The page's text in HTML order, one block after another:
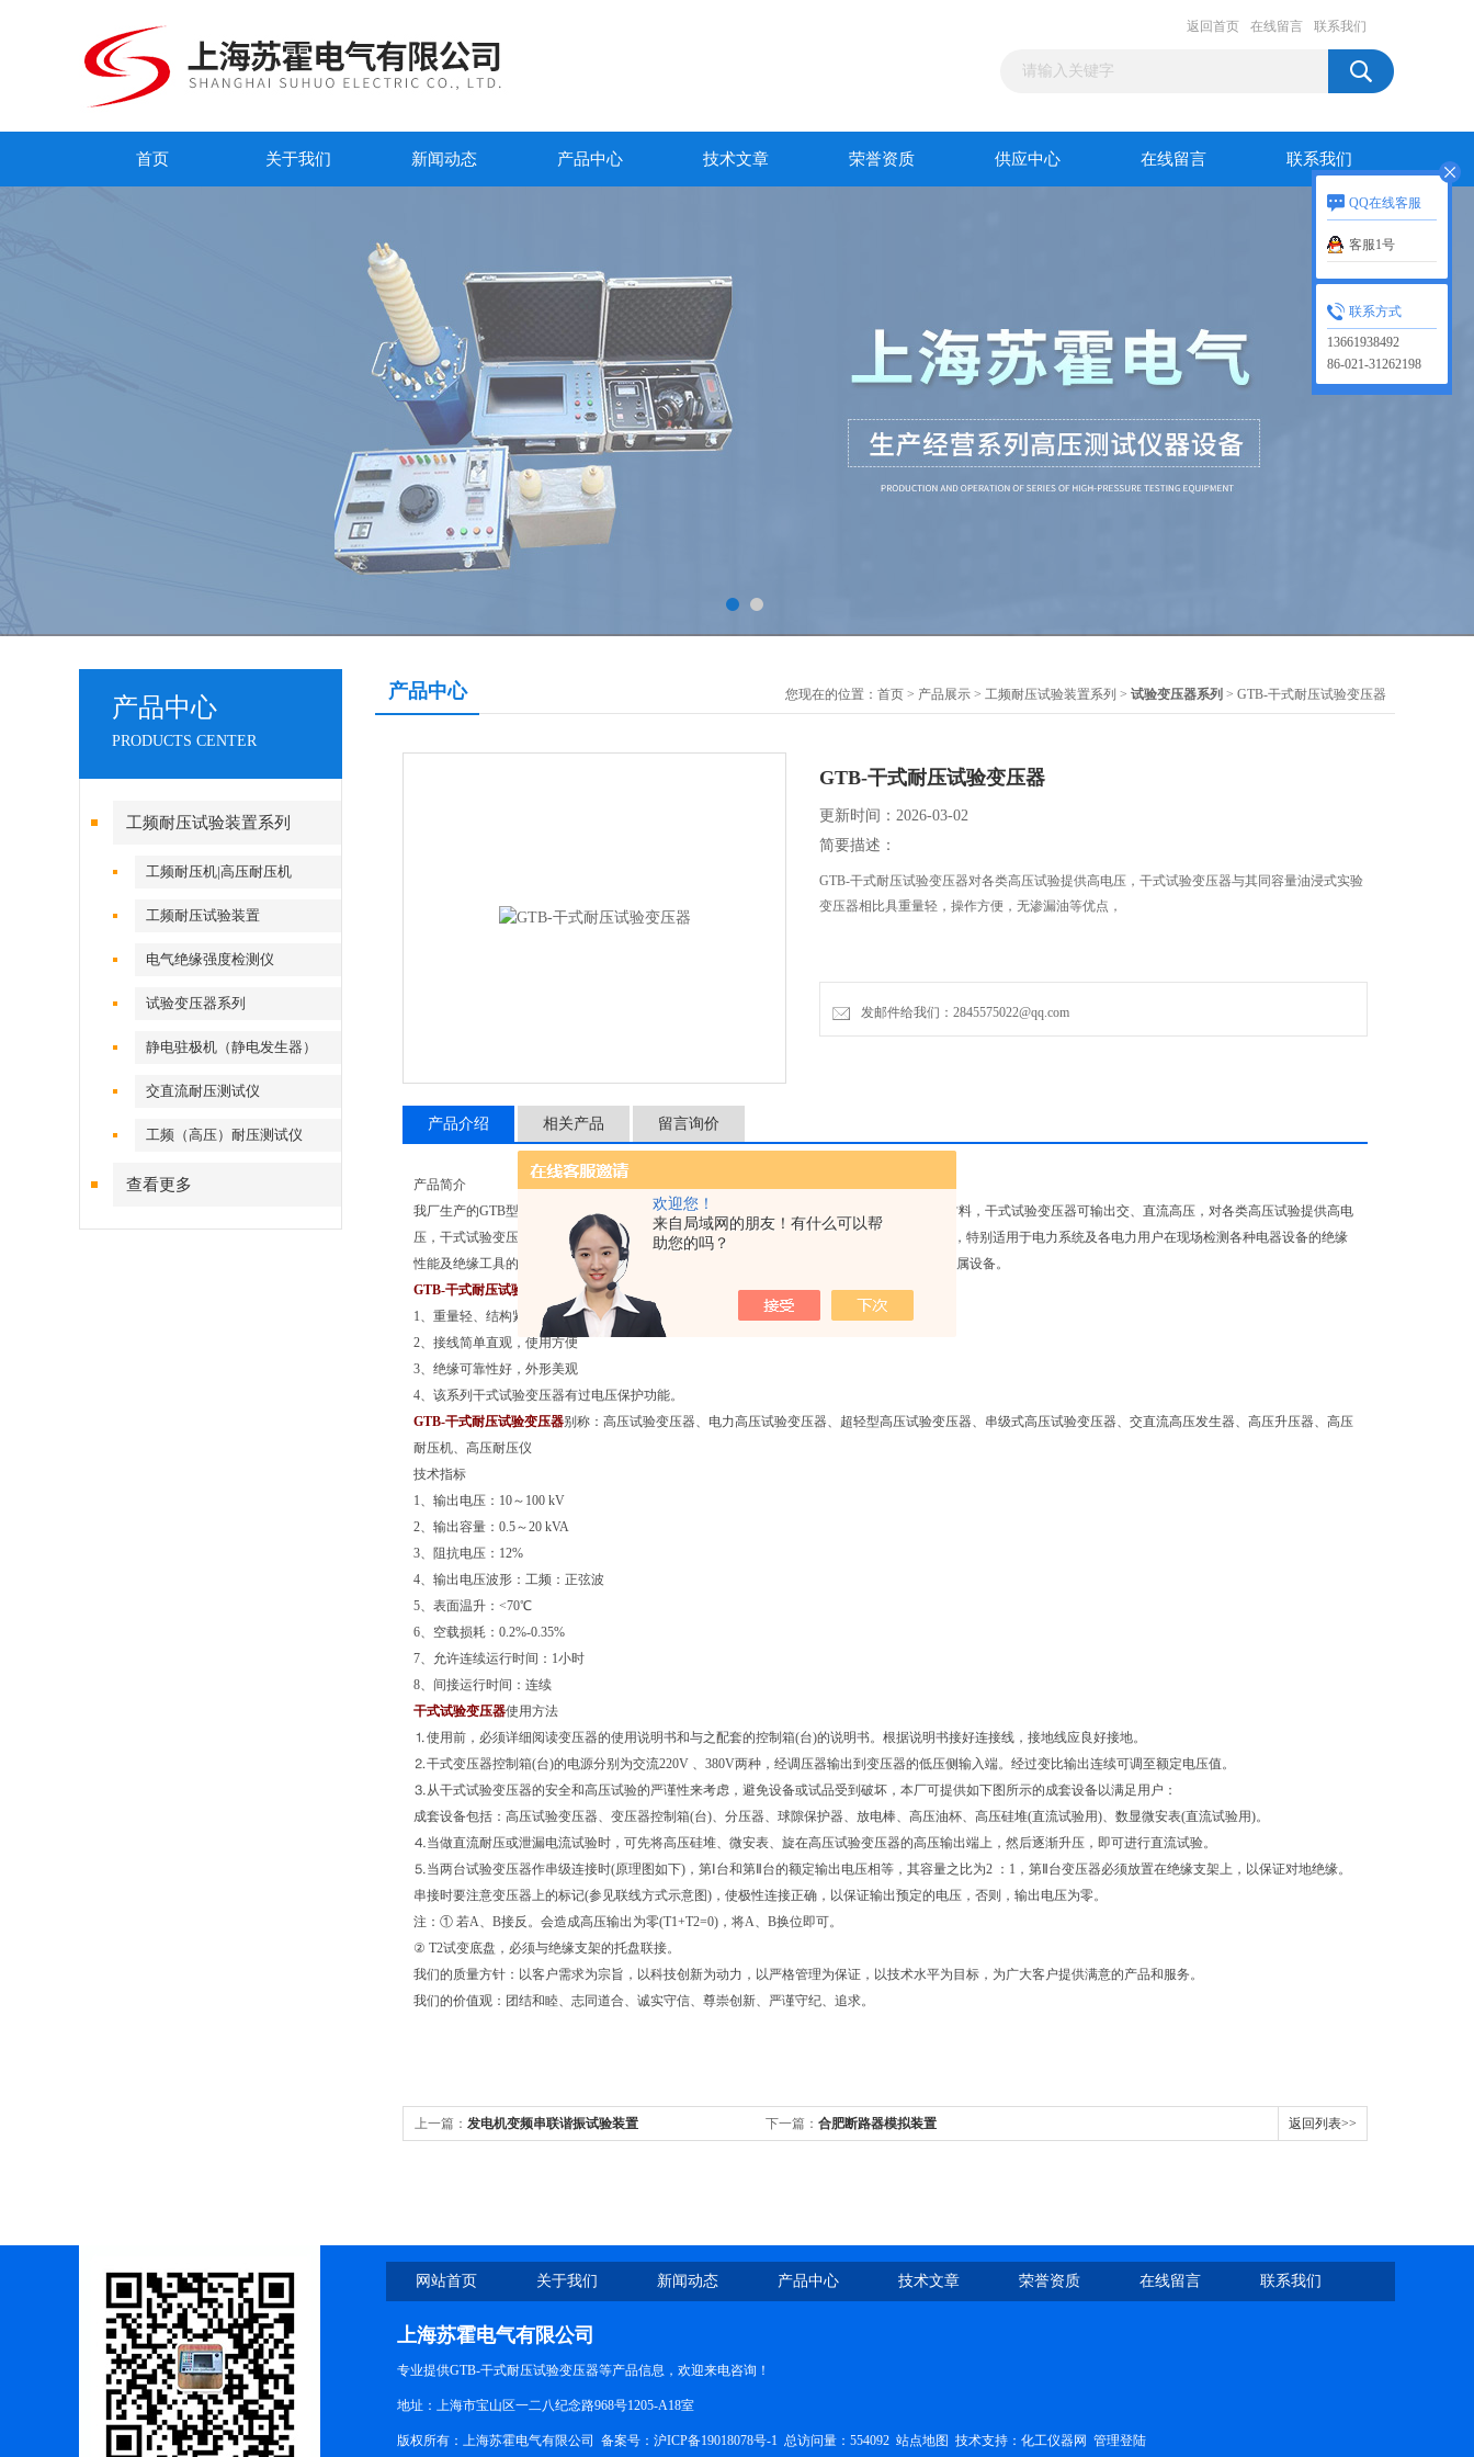
欢迎您！
来自局域网的朋友！有什么可以帮
助您的吗？
返回首页 在线留言 联系我们
首页 关于我们 新闻动态 产品中心 技术文章 荣誉资质 供应中心 在线留言 联系我们
产品中心
PRODUCTS CENTER
工频耐压试验装置系列
工频耐压机|高压耐压机
工频耐压试验装置
电气绝缘强度检测仪
试验变压器系列
静电驻极机（静电发生器）
交直流耐压测试仪
工频（高压）耐压测试仪
查看更多
产品中心 您现在的位置： 首页 > 产品展示 > 工频耐压试验装置系列 > 试验变压器系列 > GTB-干式耐压试验变压器
GTB-干式耐压试验变压器
更新时间：2026-03-02
简要描述：
GTB-干式耐压试验变压器对各类高压试验提供高电压，干式试验变压器与其同容量油浸式实验
变压器相比具重量轻，操作方便，无渗漏油等优点，
发邮件给我们：2845575022@qq.com
产品介绍 相关产品 留言询价
产品简介
我厂生产的GTB型干式试验变压器是采用了线圈环氧真空浇注成型及CD型铁芯的新工艺、新材料，干式试验变压器可输出交、直流高压，对各类高压试验提供高电
压，干式试验变压器与其同容量油浸式实验变压器相比具重量轻，操作方便，无渗漏油等优点，特别适用于电力系统及各电力用户在现场检测各种电器设备的绝缘
性能及绝缘工具的耐压试验。 装置可根据需求配以控制箱（台）、自动保护微安表、球隙等附属设备。
GTB-干式耐压试验变压器
产品特征
1、重量轻、结构紧凑、无渗油，免维护
2、接线简单直观，使用方便
3、绝缘可靠性好，外形美观
4、该系列干式试验变压器有过电压保护功能。
GTB-干式耐压试验变压器别称：高压试验变压器、电力高压试验变压器、超轻型高压试验变压器、串级式高压试验变压器、交直流高压发生器、高压升压器、高压
耐压机、高压耐压仪
技术指标
1、输出电压：10～100 kV
2、输出容量：0.5～20 kVA
3、阻抗电压：12%
4、输出电压波形：工频：正弦波
5、表面温升：<70℃
6、空载损耗：0.2%-0.35%
7、允许连续运行时间：1小时
8、间接运行时间：连续
干式试验变压器使用方法
⒈使用前，必须详细阅读变压器的使用说明书和与之配套的控制箱(台)的说明书。根据说明书接好连接线，接地线应良好接地。
⒉干式变压器控制箱(台)的电源分别为交流220V 、380V两种，经调压器输出到变压器的低压侧输入端。经过变比输出连续可调至额定电压值。
⒊从干式试验变压器的安全和高压试验的严谨性来考虑，避免设备或试品受到破坏，本厂可提供如下图所示的成套设备以满足用户：
成套设备包括：高压试验变压器、变压器控制箱(台)、分压器、球隙保护器、放电棒、高压油杯、高压硅堆(直流试验用)、数显微安表(直流试验用)。
⒋当做直流耐压或泄漏电流试验时，可先将高压硅堆、微安表、旋在高压试验变压器的高压输出端上，然后逐渐升压，即可进行直流试验。
⒌当两台试验变压器作串级连接时(原理图如下)，第Ⅰ台和第Ⅱ台的额定输出电压相等，其容量之比为2 ：1，第Ⅱ台变压器必须放置在绝缘支架上，以保证对地绝缘。
串接时要注意变压器上的标记(参见联线方式示意图)，使极性连接正确，以保证输出预定的电压，否则，输出电压为零。
注：① 若A、B接反。会造成高压输出为零(T1+T2=0)，将A、B换位即可。
② T2试变底盘，必须与绝缘支架的托盘联接。
我们的质量方针：以客户需求为宗旨，以科技创新为动力，以严格管理为保证，以技术水平为目标，为广大客户提供满意的产品和服务。
我们的价值观：团结和睦、志同道合、诚实守信、尊崇创新、严谨守纪、追求。
上一篇： 发电机变频串联谐振试验装置 下一篇： 合肥断路器模拟装置 返回列表>>
网站首页 关于我们 新闻动态 产品中心 技术文章 荣誉资质 在线留言 联系我们
上海苏霍电气有限公司
专业提供GTB-干式耐压试验变压器等产品信息，欢迎来电咨询！
地址：上海市宝山区一二八纪念路968号1205-A18室
版权所有：上海苏霍电气有限公司 备案号： 沪ICP备19018078号-1 总访问量：554092 站点地图 技术支持： 化工仪器网 管理登陆
QQ在线客服
客服1号
联系方式
13661938492
86-021-31262198